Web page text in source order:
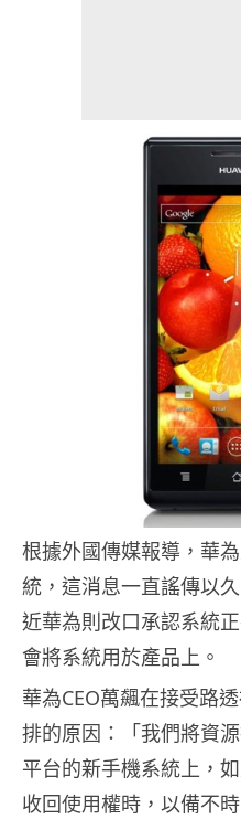
根據外國傳媒報導，華
統，這消息一直謠傳以
近華為則改口承認系統
會將系統用於產品上。
華為CEO萬飆在接受路
排的原因：「我們將資
平台的新手機系統上，
收回使用權時，以備不